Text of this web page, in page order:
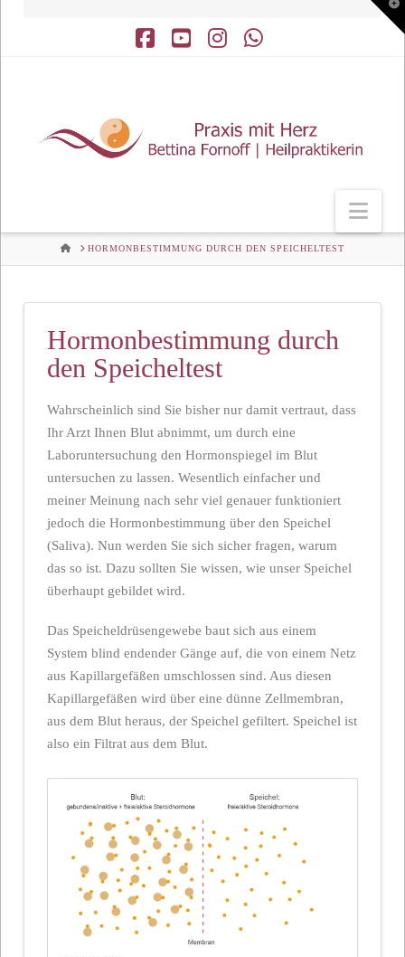
HOMEHORMONBESTIMMUNG DURCH DEN SPEICHELTEST
Hormonbestimmung durch
den Speicheltest
Wahrscheinlich sind Sie bisher nur damit vertraut, dass
Ihr Arzt Ihnen Blut abnimmt, um durch eine
Laboruntersuchung den Hormonspiegel im Blut
untersuchen zu lassen. Wesentlich einfacher und
meiner Meinung nach sehr viel genauer funktioniert
jedoch die Hormonbestimmung über den Speichel
(Saliva). Nun werden Sie sich sicher fragen, warum
das so ist. Dazu sollten Sie wissen, wie unser Speichel
überhaupt gebildet wird.
Das Speicheldrüsengewebe baut sich aus einem
System blind endender Gänge auf, die von einem Netz
aus Kapillargefäßen umschlossen sind. Aus diesen
Kapillargefäßen wird über eine dünne Zellmembran,
aus dem Blut heraus, der Speichel gefiltert. Speichel ist
also ein Filtrat aus dem Blut.